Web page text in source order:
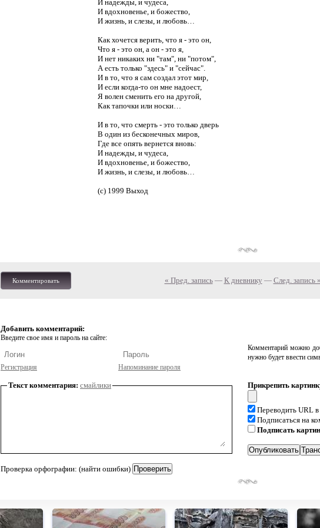
И надежды, и чудеса,
И вдохновенье, и божество,
И жизнь, и слезы, и любовь…
Как хочется верить, что я - это он,
Что я - это он, а он - это я,
И нет никаких ни "там", ни "потом",
А есть только "здесь" и "сейчас".
И в то, что я сам создал этот мир,
И если когда-то он мне надоест,
Я волен сменить его на другой,
Как тапочки или носки…
И в то, что смерть - это только дверь
В один из бесконечных миров,
Где все опять вернется вновь:
И надежды, и чудеса,
И вдохновенье, и божество,
И жизнь, и слезы, и любовь…
(с) 1999 Выход
Комментировать « Пред. запись— К дневнику — След. запись »
Добавить комментарий:
Введите свое имя и пароль на сайте:
Регистрация Напоминание пароля
Комментарий можно
нужно будет ввести
Текст комментария: смайлики
Проверка орфографии: (найти ошибки)
Прикрепить
Переводить URL
Подписаться на
Подписать